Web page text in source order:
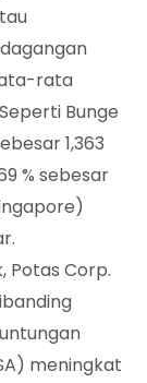
rata
Bunge
1,363
% sebesar
Potas Corp.
meningkat